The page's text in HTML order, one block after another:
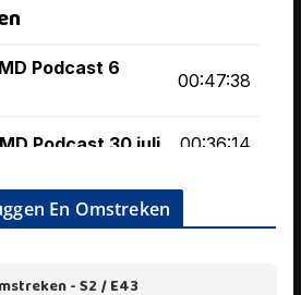
En Omstreken